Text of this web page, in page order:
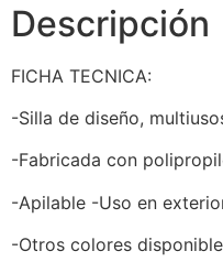
Descripción
FICHA TECNICA:
-Silla de diseño,
-Fabricada con
-Apilable -Uso en
-Otros colores